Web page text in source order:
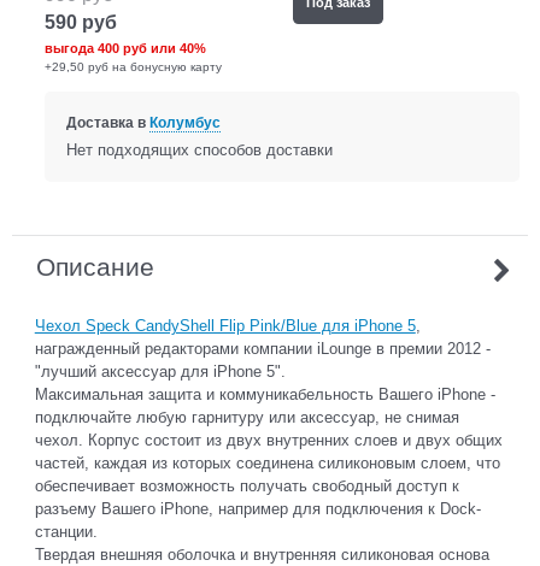
590 руб
выгода400 руб или40%
+29,50 руб на бонусную карту
Доставка в Колумбус
Нет подходящих способов доставки
Описание
Чехол Speck CandyShell Flip Pink/Blue для iPhone 5,
награжденный редакторами компании iLounge в премии 2012 -
"лучший аксессуар для iPhone 5".
Максимальная защита и коммуникабельность Вашего iPhone -
подключайте любую гарнитуру или аксессуар, не снимая
чехол. Корпус состоит из двух внутренних слоев и двух общих
частей, каждая из которых соединена силиконовым слоем, что
обеспечивает возможность получать свободный доступ к
разъему Вашего iPhone, например для подключения к Dock-
станции.
Твердая внешняя оболочка и внутренняя силиконовая основа